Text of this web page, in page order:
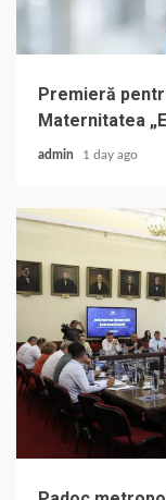
Premieră
Maternitatea
admin 1 day ago